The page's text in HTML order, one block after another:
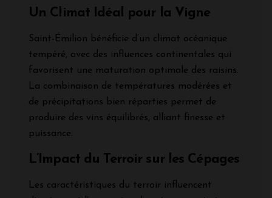
Un Climat Idéal pour la Vigne
Saint-Émilion bénéficie d’un climat océanique
tempéré, avec des influences continentales qui
favorisent une maturation optimale des raisins.
La combinaison de températures modérées et
de précipitations bien réparties permet de
produire des vins équilibrés, alliant finesse et
puissance.
L’Impact du Terroir sur les Cépages
Les caractéristiques du terroir influencent